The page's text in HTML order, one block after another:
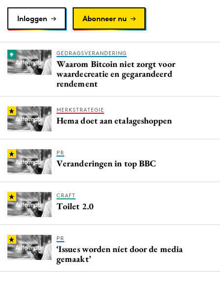
Reputatie & crisis
Inloggen Abonneer nu
GEDRAGSVERANDERING
Waarom Bitcoin niet zorgt voor
waardecreatie en gegarandeerd
rendement
MERKSTRATEGIE
Hema doet aan etalageshoppen
PR
Veranderingen in top BBC
CRAFT
Toilet 2.0
PR
‘Issues worden níet door de media
gemaakt’